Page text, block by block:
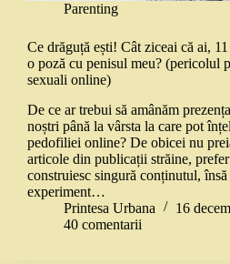
Parenting
Ce drăguță ești! Cât ziceai că ai,
o poză cu penisul meu? (pericolul
sexuali online)
De ce ar trebui să amânăm
noștri până la vârsta la care pot
pedofiliei online? De obicei nu
articole din publicații străine,
construiesc singură conținutul, însă
experiment…
Printesa Urbana
16
40 comentarii